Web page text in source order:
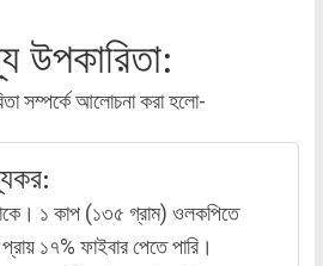
উপকারিতা:
সম্পর্কে আলোচনা করা হলো-
১ কাপ (১৩৫ গ্রাম) ওলকপিতে
১৭% ফাইবার পেতে পারি।